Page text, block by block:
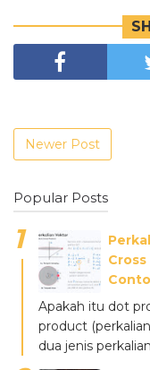
Newer Post
Popular Posts
Apakah itu dot
product
dua jenis